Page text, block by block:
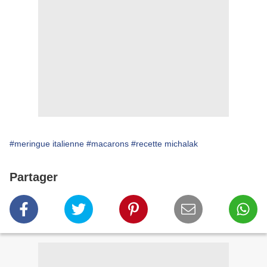
#meringue italienne #macarons #recette michalak
Partager